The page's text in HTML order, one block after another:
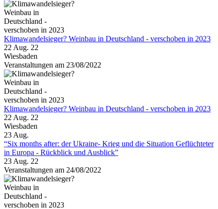
Klimawandelsieger? Weinbau in Deutschland - verschoben in 2023
22 Aug. 22
Wiesbaden
Veranstaltungen am 23/08/2022
Klimawandelsieger? Weinbau in Deutschland - verschoben in 2023
22 Aug. 22
Wiesbaden
23 Aug.
“Six months after: der Ukraine- Krieg und die Situation Geflüchteter
in Europa - Rückblick und Ausblick”
23 Aug. 22
Veranstaltungen am 24/08/2022